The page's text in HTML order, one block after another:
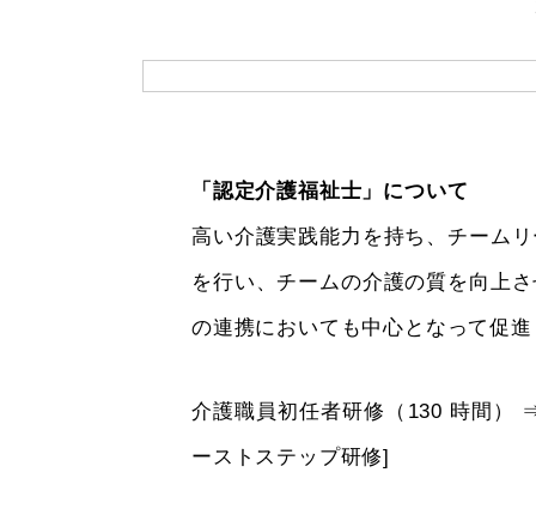
「認定介護福祉士」について
高い介護実践能力を持ち、チーム
を行い、チームの介護の質を向上
の連携においても中心となって促
介護職員初任者研修（130 時間
ーストステップ研修]